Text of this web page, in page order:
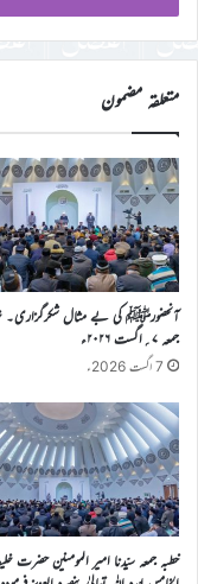
ڈی
درج
کریں
متعلقہ مضمون
آنحضورﷺ کی بے مثال شکرگزاری۔
جمعہ ۷؍اگست ۲۰۲۶ء
7 اگست 2026ء
خطبہ جمعہ سیّدنا امیر المومنین حضرت